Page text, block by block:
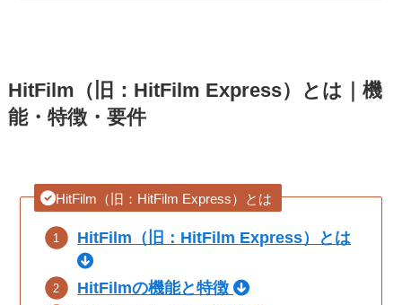
HitFilm（旧：HitFilm Express）とは｜機
能・特徴・要件
HitFilm（旧：HitFilm Express）とは
HitFilm（旧：HitFilm Express）とは
HitFilmの機能と特徴